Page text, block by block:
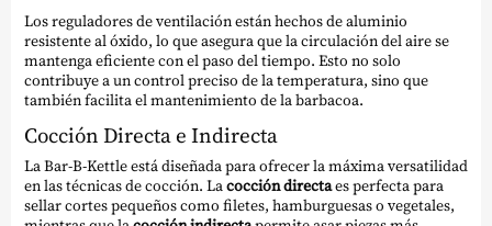
Los reguladores de ventilación están hechos de aluminio
resistente al óxido, lo que asegura que la circulación del aire se
mantenga eficiente con el paso del tiempo. Esto no solo
contribuye a un control preciso de la temperatura, sino que
también facilita el mantenimiento de la barbacoa.
Cocción Directa e Indirecta
La Bar-B-Kettle está diseñada para ofrecer la máxima versatilidad
en las técnicas de cocción. Lacocción directaes perfecta para
sellar cortes pequeños como filetes, hamburguesas o vegetales,